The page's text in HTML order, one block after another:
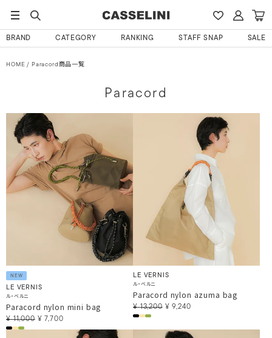
BRAND CATEGORY RANKING STAFF SNAP SALE
HOME Paracord商品一覧
Paracord
NEW
LE VERNIS
ル・ベルニ
Paracord nylon mini bag
¥ 11,000 ¥ 7,700
LE VERNIS
ル・ベルニ
Paracord nylon azuma bag
¥ 13,200 ¥ 9,240